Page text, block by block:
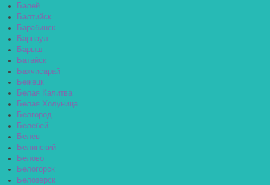
Балей
Балтийск
Барабинск
Барнаул
Барыш
Батайск
Бахчисарай
Бежецк
Белая Калитва
Белая Холуница
Белгород
Белебей
Белёв
Белинский
Белово
Белогорск
Белозерск